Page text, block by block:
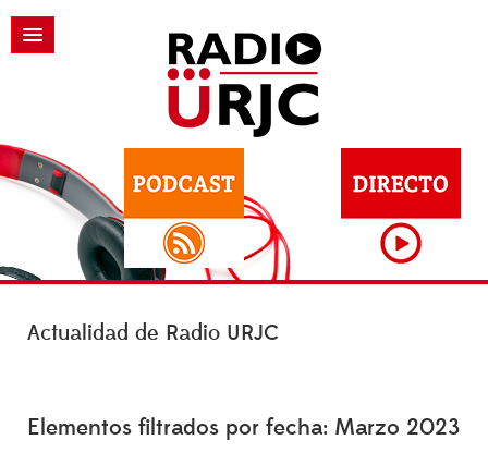
Actualidad de Radio URJC
Elementos filtrados por fecha: Marzo 2023